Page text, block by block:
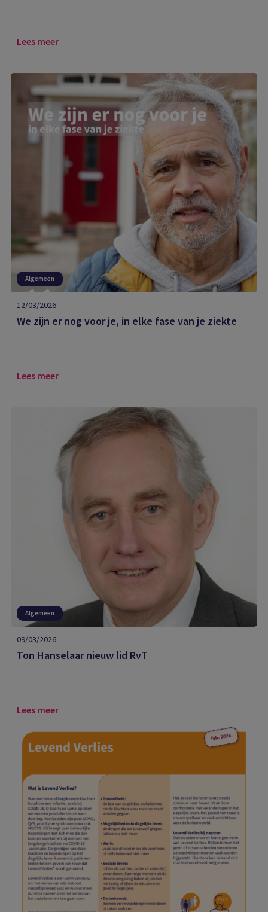
Lees meer
Algemeen
12/03/2026
We zijn er nog voor je, in elke fase van je ziekte
Lees meer
Algemeen
09/03/2026
Ton Hanselaar nieuw lid RvT
Lees meer